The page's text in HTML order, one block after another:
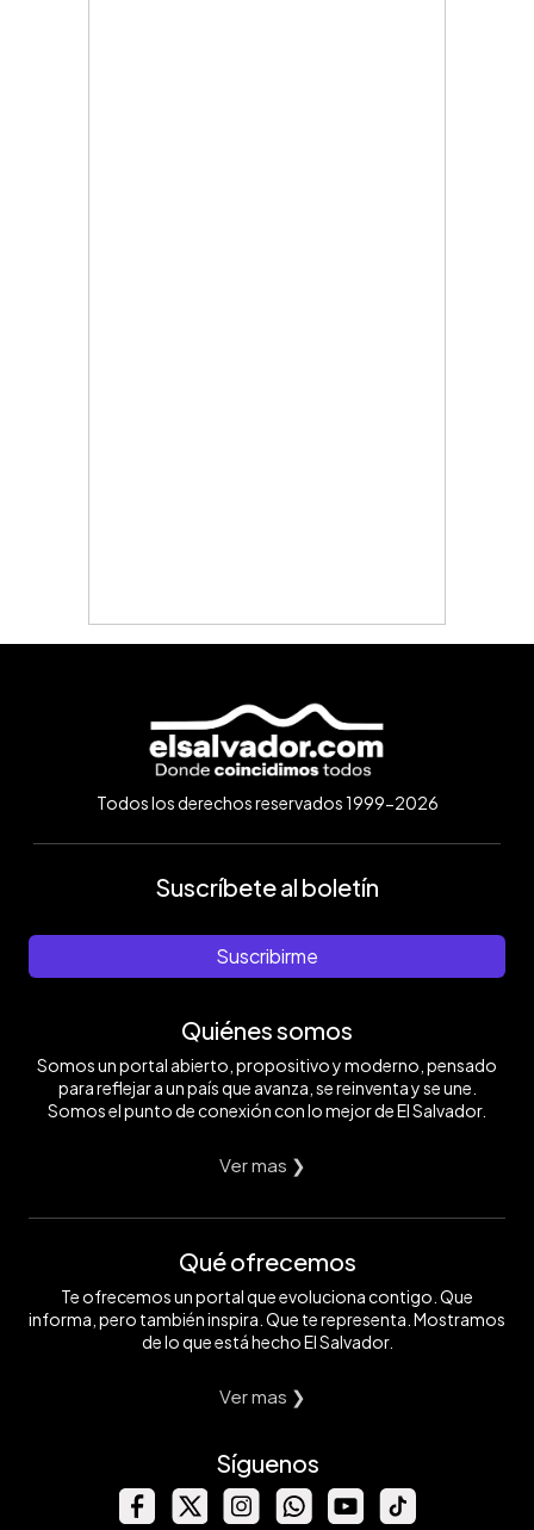
Todos los derechos reservados 1999-2026
Suscríbete al boletín
Suscribirme
Quiénes somos
Somos un portal abierto, propositivo y moderno, pensado
para reflejar a un país que avanza, se reinventa y se une.
Somos el punto de conexión con lo mejor de El Salvador.
Ver mas ❯
Qué ofrecemos
Te ofrecemos un portal que evoluciona contigo. Que
informa, pero también inspira. Que te representa. Mostramos
de lo que está hecho El Salvador.
Ver mas ❯
Síguenos